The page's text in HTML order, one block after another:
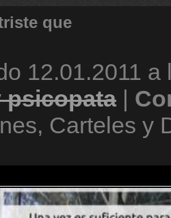
que
12.01.2011 a
psicopata |
Carteles y